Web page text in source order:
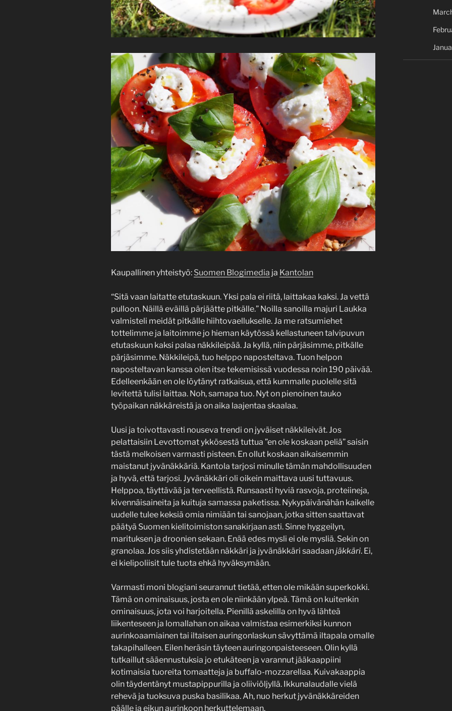
Kaupallinen yhteistyö: Suomen Blogimedia ja Kantolan
“Sitä vaan laitatte etutaskuun. Yksi pala ei riitä, laittakaa kaksi. Ja vettä
pulloon. Näillä eväillä pärjäätte pitkälle.” Noilla sanoilla majuri Laukka
valmisteli meidät pitkälle hiihtovaellukselle. Ja me ratsumiehet
tottelimme ja laitoimme jo hieman käytössä kellastuneen talvipuvun
etutaskuun kaksi palaa näkkileipää. Ja kyllä, niin pärjäsimme, pitkälle
pärjäsimme. Näkkileipä, tuo helppo naposteltava. Tuon helpon
naposteltavan kanssa olen itse tekemisissä vuodessa noin 190 päivää.
Edelleenkään en ole löytänyt ratkaisua, että kummalle puolelle sitä
levitettä tulisi laittaa. Noh, samapa tuo. Nyt on pienoinen tauko
työpaikan näkkäreistä ja on aika laajentaa skaalaa.
Uusi ja toivottavasti nouseva trendi on jyväiset näkkileivät. Jos
pelattaisiin Levottomat ykkösestä tuttua ”en ole koskaan peliä” saisin
tästä melkoisen varmasti pisteen. En ollut koskaan aikaisemmin
maistanut jyvänäkkäriä. Kantola tarjosi minulle tämän mahdollisuuden
ja hyvä, että tarjosi. Jyvänäkkäri oli oikein maittava uusi tuttavuus.
Helppoa, täyttävää ja terveellistä. Runsaasti hyviä rasvoja, proteiineja,
kivennäisaineita ja kuituja samassa paketissa. Nykypäivänähän kaikelle
uudelle tulee keksiä omia nimiään tai sanojaan, jotka sitten saattavat
päätyä Suomen kielitoimiston sanakirjaan asti. Sinne hyggeilyn,
marituksen ja droonien sekaan. Enää edes mysli ei ole mysliä. Sekin on
granolaa. Jos siis yhdistetään näkkäri ja jyvänäkkäri saadaanjäkkäri. Ei,
ei kielipoliisit tule tuota ehkä hyväksymään.
Varmasti moni blogiani seurannut tietää, etten ole mikään superkokki.
Tämä on ominaisuus, josta en ole niinkään ylpeä. Tämä on kuitenkin
ominaisuus, jota voi harjoitella. Pienillä askelilla on hyvä lähteä
liikenteseen ja lomallahan on aikaa valmistaa esimerkiksi kunnon
aurinkoaamiainen tai iltaisen auringonlaskun sävyttämä iltapala omalle
takapihalleen. Eilen heräsin täyteen auringonpaisteeseen. Olin kyllä
tutkaillut sääennustuksia jo etukäteen ja varannut jääkaappiini
kotimaisia tuoreita tomaatteja ja buffalo-mozzarellaa. Kuivakaappia
olin täydentänyt mustapippurilla ja oliiviöljyllä. Ikkunalaudalle vielä
rehevä ja tuoksuva puska basilikaa. Ah, nuo herkut jyvänäkkäreiden
päälle ja eikun aurinkoon herkuttelemaan.